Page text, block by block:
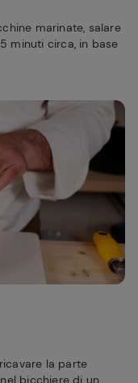
marinate, salare
minuti circa, in base
la parte
bicchiere di un